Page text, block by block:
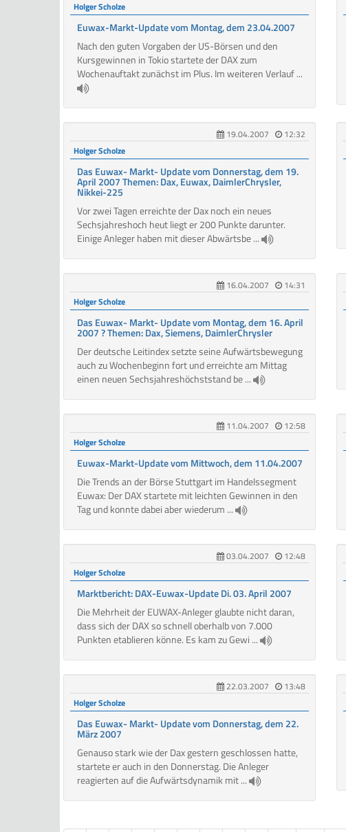
Holger Scholze
Euwax-Markt-Update vom Montag, dem 23.04.2007
Nach den guten Vorgaben der US-Börsen und den
Kursgewinnen in Tokio startete der DAX zum
Wochenauftakt zunächst im Plus. Im weiteren Verlauf ...
19.04.2007
12:32
Holger Scholze
Das Euwax- Markt- Update vom Donnerstag, dem 19.
April 2007 Themen: Dax, Euwax, DaimlerChrysler,
Nikkei-225
Vor zwei Tagen erreichte der Dax noch ein neues
Sechsjahreshoch heut liegt er 200 Punkte darunter.
Einige Anleger haben mit dieser Abwärtsbe ...
16.04.2007
14:31
Holger Scholze
Das Euwax- Markt- Update vom Montag, dem 16. April
2007 ? Themen: Dax, Siemens, DaimlerChrysler
Der deutsche Leitindex setzte seine Aufwärtsbewegung
auch zu Wochenbeginn fort und erreichte am Mittag
einen neuen Sechsjahreshöchststand be ...
11.04.2007
12:58
Holger Scholze
Euwax-Markt-Update vom Mittwoch, dem 11.04.2007
Die Trends an der Börse Stuttgart im Handelssegment
Euwax: Der DAX startete mit leichten Gewinnen in den
Tag und konnte dabei aber wiederum ...
03.04.2007
12:48
Holger Scholze
Marktbericht: DAX-Euwax-Update Di. 03. April 2007
Die Mehrheit der EUWAX-Anleger glaubte nicht daran,
dass sich der DAX so schnell oberhalb von 7.000
Punkten etablieren könne. Es kam zu Gewi ...
22.03.2007
13:48
Holger Scholze
Das Euwax- Markt- Update vom Donnerstag, dem 22.
März 2007
Genauso stark wie der Dax gestern geschlossen hatte,
startete er auch in den Donnerstag. Die Anleger
reagierten auf die Aufwärtsdynamik mit ...